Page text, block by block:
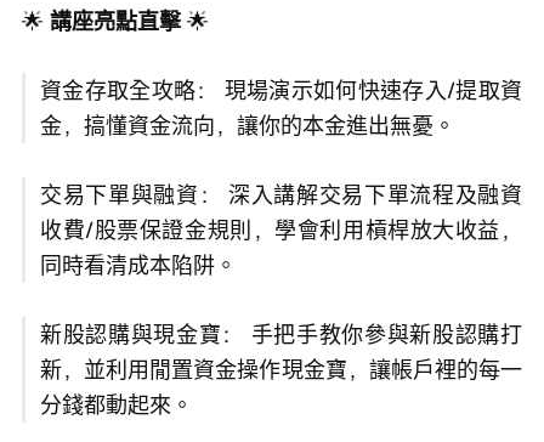
🌟 講座亮點直擊 🌟
資金存取全攻略： 現場演示如何快速存入/提取資
金，搞懂資金流向，讓你的本金進出無憂。
交易下單與融資： 深入講解交易下單流程及融資
收費/股票保證金規則，學會利用槓桿放大收益，
同時看清成本陷阱。
新股認購與現金寶： 手把手教你參與新股認購打
新，並利用閒置資金操作現金寶，讓帳戶裡的每一
分錢都動起來。